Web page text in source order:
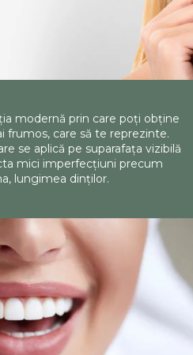
modernă prin care poți obține
frumos, care să te reprezinte.
se aplică pe suparafața vizibilă
mici imperfecțiuni precum
lungimea dinților.